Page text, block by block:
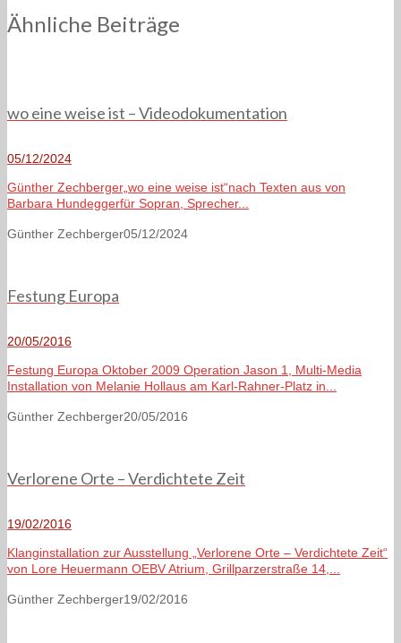
Ähnliche Beiträge
wo eine weise ist – Videodokumentation
05/12/2024
Günther Zechberger„wo eine weise ist“nach Texten aus von
Barbara Hundeggerfür Sopran, Sprecher...
Günther Zechberger05/12/2024
Festung Europa
20/05/2016
Festung Europa Oktober 2009 Operation Jason 1, Multi-Media
Installation von Melanie Hollaus am Karl-Rahner-Platz in...
Günther Zechberger20/05/2016
Verlorene Orte – Verdichtete Zeit
19/02/2016
Klanginstallation zur Ausstellung „Verlorene Orte – Verdichtete Zeit“
von Lore Heuermann OEBV Atrium, Grillparzerstraße 14,...
Günther Zechberger19/02/2016